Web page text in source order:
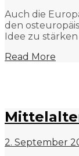
Auch die
den
Idee zu
Read More
2. September